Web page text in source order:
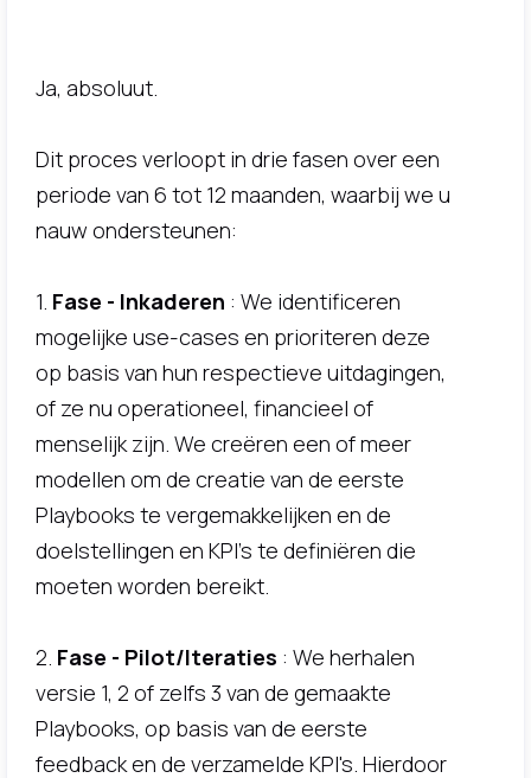
Ja, absoluut.
Dit proces verloopt in drie fasen over een
periode van 6 tot 12 maanden, waarbij we u
nauw ondersteunen:
1. Fase - Inkaderen : We identificeren
mogelijke use-cases en prioriteren deze
op basis van hun respectieve uitdagingen,
of ze nu operationeel, financieel of
menselijk zijn. We creëren een of meer
modellen om de creatie van de eerste
Playbooks te vergemakkelijken en de
doelstellingen en KPI's te definiëren die
moeten worden bereikt.
2. Fase - Pilot/Iteraties : We herhalen
versie 1, 2 of zelfs 3 van de gemaakte
Playbooks, op basis van de eerste
feedback en de verzamelde KPI's. Hierdoor